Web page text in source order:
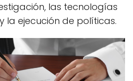
las tecnologías
la ejecución de políticas.